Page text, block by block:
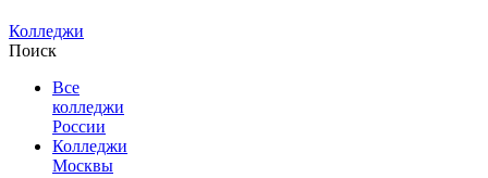
Колледжи
Поиск
Все
колледжи
России
Колледжи
Москвы